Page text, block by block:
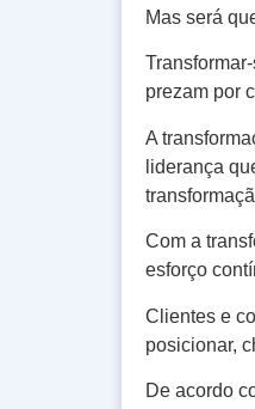
Mas será
prezam por
A
liderança
Com a
esforço
Clientes e
posicionar,
De acordo